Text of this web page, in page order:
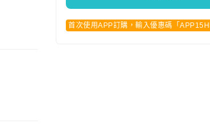
首次使用APP訂購，輸入優惠碼「